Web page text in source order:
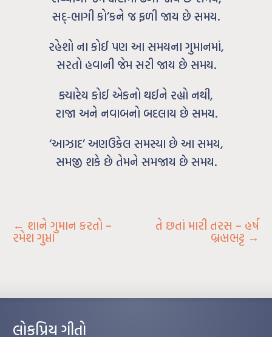
સદ્-ભાગી કો’કને જ ફળી જાય છે સમય.
રહેશો ના કોઈ પણ આ સમયના ગુમાનમાં,
સરતો હવાની જેમ સરી જાય છે સમય.
ક્યારેય કોઈ એકનો થઈને રહ્યો નથી,
રાજા અને નવાબનો બદલાય છે સમય.
‘આઝાદ’ અણઉકેલ સમસ્યા છે આ સમય,
સમજી શકે છે તેમને સમજાય છે સમય.
← શાને ગુમાન કરતો –
રમેશ ગુપ્તા
તે છતાં મારી તરસ – હર્ષ
બ્રહ્મભટ્ટ →
લોકપ્રિય ગીતો